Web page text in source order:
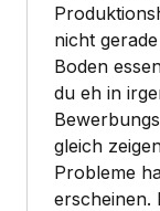
nicht
Boden
du eh in
gleich
Probleme
erscheinen.